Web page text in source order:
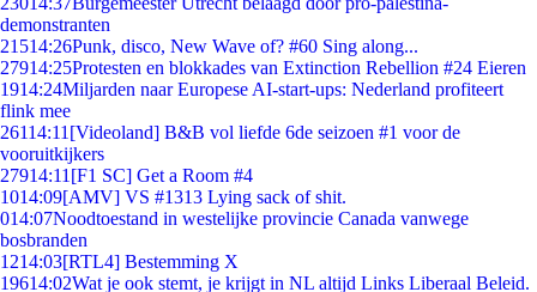
demonstranten
21514:26Punk, disco, New Wave of? #60 Sing along...
27914:25Protesten en blokkades van Extinction Rebellion #24 Eieren
1914:24Miljarden naar Europese AI-start-ups: Nederland profiteert
flink mee
26114:11 [Videoland] B&B vol liefde 6de seizoen #1 voor de
vooruitkijkers
27914:11 [F1 SC] Get a Room #4
1014:09[AMV] VS #1313 Lying sack of shit.
014:07Noodtoestand in westelijke provincie Canada vanwege
bosbranden
1214:03[RTL4] Bestemming X
19614:02Wat je ook stemt, je krijgt in NL altijd Links Liberaal Beleid.